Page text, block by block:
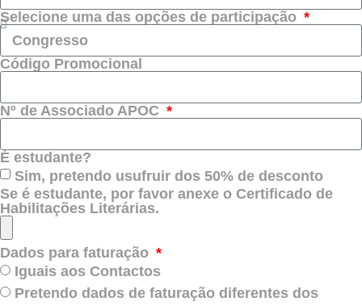
Selecione uma das opções de participação
Código Promocional
Nº de Associado APOC
É estudante?
Sim, pretendo usufruir dos 50% de desconto
Se é estudante, por favor anexe o Certificado de
Habilitações Literárias.
Dados para faturação
Iguais aos Contactos
Pretendo dados de faturação diferentes dos